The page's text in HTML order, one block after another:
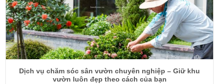
Dịch vụ chăm sóc sân vườn chuyên nghiệp – Giữ khu
vườn luôn đẹp theo cách của bạn